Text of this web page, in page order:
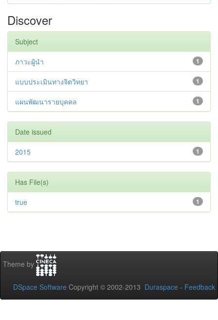
Discover
Subject
1
ภาวะผู้นำ
1
แบบประเมินทางจิตวิทยา
1
แผนพัฒนารายบุคคล
Date issued
1
2015
Has File(s)
1
true
Theme by
DSpace Software Copyright © 2002-2013 Duraspace - Feedback